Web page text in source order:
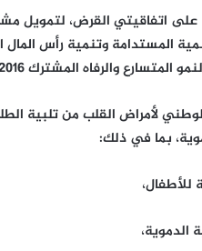
اتفاقيتي القرض، لتمويل
وتنمية رأس المال
والرفاه المشترك 2016_2030.
لأمراض القلب من تلبية
بما في ذلك: